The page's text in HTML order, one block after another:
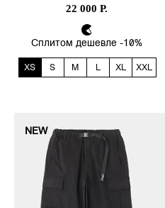
22 000 Р.
Сплитом дешевле -10%
XS S M L XL XXL
NEW